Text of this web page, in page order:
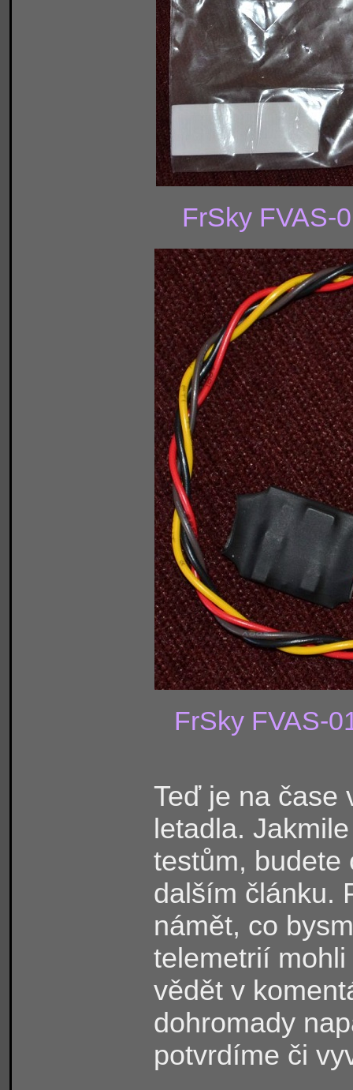
FrSky FVAS-
FrSky FVAS-
Teď je na čase
letadla.
testům, budete
dalším článku.
námět, co
telemetrií
vědět v
dohromady
potvrdíme či